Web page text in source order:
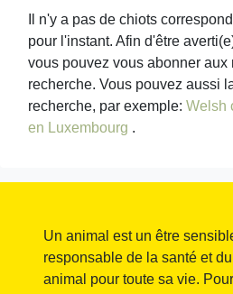
Il n'y a pas de chiots
pour l'instant. Afin d'être
vous pouvez vous abonner aux
recherche. Vous pouvez aussi
recherche, par exemple: Welsh
en Luxembourg .
Un animal est un être
responsable de la santé et
animal pour toute sa vie.